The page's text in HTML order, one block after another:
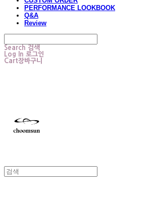
PERFORMANCE LOOKBOOK
Q&A
Review
Search 검색
Log In 로그인
Cart장바구니